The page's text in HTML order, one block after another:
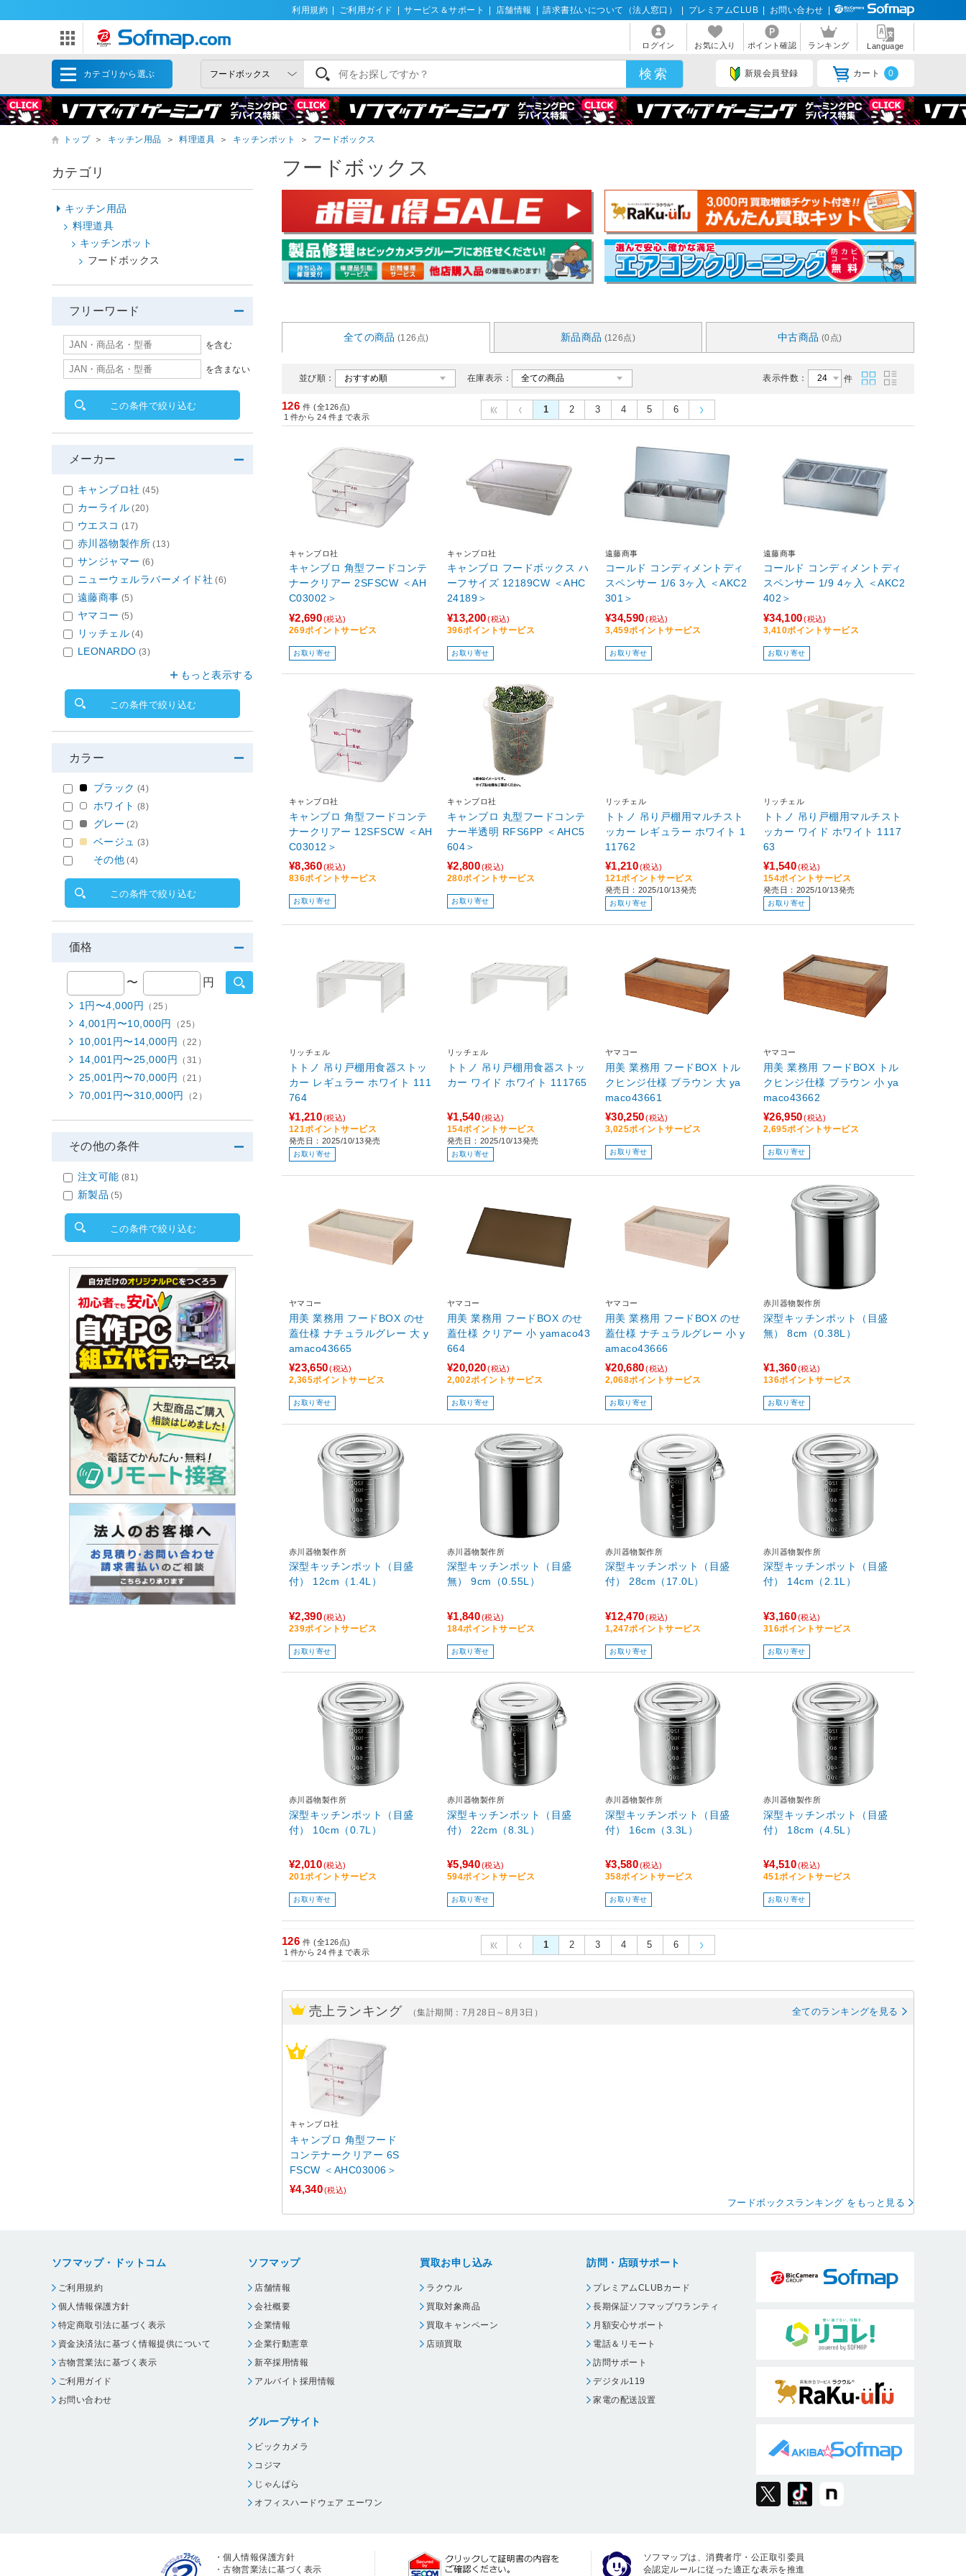
利用規約 ご利用ガイド サービス＆サポート 店舗情報 請求書払いについて（法人窓口） プレミアムCLUB お問い合わせ
ログイン お気に入り ポイント確認 ランキング Language
カテゴリから選ぶ 新規会員登録 カート 0
トップ ＞ キッチン用品 ＞ 料理道具 ＞ キッチンポット ＞ フードボックス
フードボックス
全ての商品 (126点) 新品商品 (126点) 中古商品 (0点)
並び順： 在庫表示： 表示件数： 件
126 件 (全126点)
1 件から 24 件まで表示
1 2 3 4 5 6
キャンブロ社
キャンブロ 角型フードコンテ
ナークリアー 2SFSCW ＜AH
C03002＞
¥2,690(税込)
269ポイントサービス
お取り寄せ
キャンブロ社
キャンブロ フードボックス ハ
ーフサイズ 12189CW ＜AHC
24189＞
¥13,200(税込)
396ポイントサービス
お取り寄せ
遠藤商事
コールド コンディメントディ
スペンサー 1/6 3ヶ入 ＜AKC2
301＞
¥34,590(税込)
3,459ポイントサービス
お取り寄せ
遠藤商事
コールド コンディメントディ
スペンサー 1/9 4ヶ入 ＜AKC2
402＞
¥34,100(税込)
3,410ポイントサービス
お取り寄せ
キャンブロ社
キャンブロ 角型フードコンテ
ナークリアー 12SFSCW ＜AH
C03012＞
¥8,360(税込)
836ポイントサービス
お取り寄せ
キャンブロ社
キャンブロ 丸型フードコンテ
ナー半透明 RFS6PP ＜AHC5
604＞
¥2,800(税込)
280ポイントサービス
お取り寄せ
リッチェル
トトノ 吊り戸棚用マルチスト
ッカー レギュラー ホワイト 1
11762
¥1,210(税込)
121ポイントサービス
発売日：2025/10/13発売
お取り寄せ
リッチェル
トトノ 吊り戸棚用マルチスト
ッカー ワイド ホワイト 1117
63
¥1,540(税込)
154ポイントサービス
発売日：2025/10/13発売
お取り寄せ
リッチェル
トトノ 吊り戸棚用食器ストッ
カー レギュラー ホワイト 111
764
¥1,210(税込)
121ポイントサービス
発売日：2025/10/13発売
お取り寄せ
リッチェル
トトノ 吊り戸棚用食器ストッ
カー ワイド ホワイト 111765
¥1,540(税込)
154ポイントサービス
発売日：2025/10/13発売
お取り寄せ
ヤマコー
用美 業務用 フードBOX トル
クヒンジ仕様 ブラウン 大 ya
maco43661
¥30,250(税込)
3,025ポイントサービス
お取り寄せ
ヤマコー
用美 業務用 フードBOX トル
クヒンジ仕様 ブラウン 小 ya
maco43662
¥26,950(税込)
2,695ポイントサービス
お取り寄せ
ヤマコー
用美 業務用 フードBOX のせ
蓋仕様 ナチュラルグレー 大 y
amaco43665
¥23,650(税込)
2,365ポイントサービス
お取り寄せ
ヤマコー
用美 業務用 フードBOX のせ
蓋仕様 クリアー 小 yamaco43
664
¥20,020(税込)
2,002ポイントサービス
お取り寄せ
ヤマコー
用美 業務用 フードBOX のせ
蓋仕様 ナチュラルグレー 小 y
amaco43666
¥20,680(税込)
2,068ポイントサービス
お取り寄せ
赤川器物製作所
深型キッチンポット（目盛
無） 8cm（0.38L）
¥1,360(税込)
136ポイントサービス
お取り寄せ
赤川器物製作所
深型キッチンポット（目盛
付） 12cm（1.4L）
¥2,390(税込)
239ポイントサービス
お取り寄せ
赤川器物製作所
深型キッチンポット（目盛
無） 9cm（0.55L）
¥1,840(税込)
184ポイントサービス
お取り寄せ
赤川器物製作所
深型キッチンポット（目盛
付） 28cm（17.0L）
¥12,470(税込)
1,247ポイントサービス
お取り寄せ
赤川器物製作所
深型キッチンポット（目盛
付） 14cm（2.1L）
¥3,160(税込)
316ポイントサービス
お取り寄せ
赤川器物製作所
深型キッチンポット（目盛
付） 10cm（0.7L）
¥2,010(税込)
201ポイントサービス
お取り寄せ
赤川器物製作所
深型キッチンポット（目盛
付） 22cm（8.3L）
¥5,940(税込)
594ポイントサービス
お取り寄せ
赤川器物製作所
深型キッチンポット（目盛
付） 16cm（3.3L）
¥3,580(税込)
358ポイントサービス
お取り寄せ
赤川器物製作所
深型キッチンポット（目盛
付） 18cm（4.5L）
¥4,510(税込)
451ポイントサービス
お取り寄せ
126 件 (全126点)
1 件から 24 件まで表示
1 2 3 4 5 6
売上ランキング （集計期間：7月28日～8月3日） 全てのランキングを見る
キャンブロ社
キャンブロ 角型フード
コンテナークリアー 6S
FSCW ＜AHC03006＞
¥4,340(税込)
フードボックスランキング をもっと見る
カテゴリ
キッチン用品
料理道具
キッチンポット
フードボックス
フリーワード
を含む
を含まない
この条件で絞り込む
メーカー
キャンブロ社 (45)
カーライル (20)
ウエスコ (17)
赤川器物製作所 (13)
サンジャマー (6)
ニューウェルラバーメイド社 (6)
遠藤商事 (5)
ヤマコー (5)
リッチェル (4)
LEONARDO (3)
もっと表示する
この条件で絞り込む
カラー
ブラック (4)
ホワイト (8)
グレー (2)
ベージュ (3)
その他 (4)
この条件で絞り込む
価格
〜 円
1円〜4,000円 （25）
4,001円〜10,000円 （25）
10,001円〜14,000円 （22）
14,001円〜25,000円 （31）
25,001円〜70,000円 （21）
70,001円〜310,000円 （2）
その他の条件
注文可能 (81)
新製品 (5)
この条件で絞り込む
ソフマップ・ドットコム
ご利用規約
個人情報保護方針
特定商取引法に基づく表示
資金決済法に基づく情報提供について
古物営業法に基づく表示
ご利用ガイド
お問い合わせ
ソフマップ
店舗情報
会社概要
企業情報
企業行動憲章
新卒採用情報
アルバイト採用情報
グループサイト
ビックカメラ
コジマ
じゃんぱら
オフィスハードウェア エーワン
買取お申し込み
ラクウル
買取対象商品
買取キャンペーン
店頭買取
訪問・店頭サポート
プレミアムCLUBカード
長期保証ソフマップワランティ
月額安心サポート
電話＆リモート
訪問サポート
デジタル119
家電の配送設置
・個人情報保護方針
・古物営業法に基づく表示
ソフマップは、消費者庁・公正取引委員
会認定ルールに従った適正な表示を推進